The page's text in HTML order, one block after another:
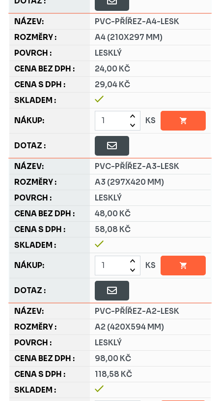
PVC-PŘÍŘEZ-A4-LESK
A4 (210X297 MM)
LESKLÝ
24,00 KČ
29,04 KČ
KS
PVC-PŘÍŘEZ-A3-LESK
A3 (297X420 MM)
LESKLÝ
48,00 KČ
58,08 KČ
KS
PVC-PŘÍŘEZ-A2-LESK
A2 (420X594 MM)
LESKLÝ
98,00 KČ
118,58 KČ